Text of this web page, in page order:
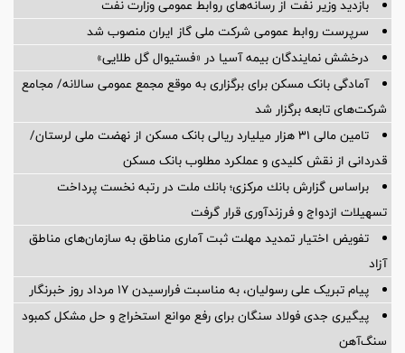
بازدید وزیر نفت از رسانه‌های روابط عمومی وزارت نفت
سرپرست روابط عمومی شركت ملی گاز ایران منصوب شد
درخشش نمایندگان بیمه آسیا در «فستیوال گل طلایی»
آمادگی بانک مسکن برای برگزاری به موقع مجمع عمومی سالانه/ مجامع
شرکت‌های تابعه برگزار شد
تامین مالی ۳۱ هزار میلیارد ریالی بانک مسکن از نهضت ملی لرستان/
قدردانی از نقش کلیدی و عملکرد مطلوب بانک مسکن
براساس گزارش بانك مركزی؛ بانك ملت در رتبه نخست پرداخت
تسهیلات ازدواج و فرزندآوری قرار گرفت
تفویض اختیار تمدید مهلت ثبت آماری مناطق به سازمان‌های مناطق
آزاد
پیام تبریک علی رسولیان، به مناسبت فرارسیدن ۱۷ مرداد روز خبرنگار
پیگیری جدی فولاد سنگان برای رفع موانع استخراج و حل مشکل کمبود
سنگ‌آهن